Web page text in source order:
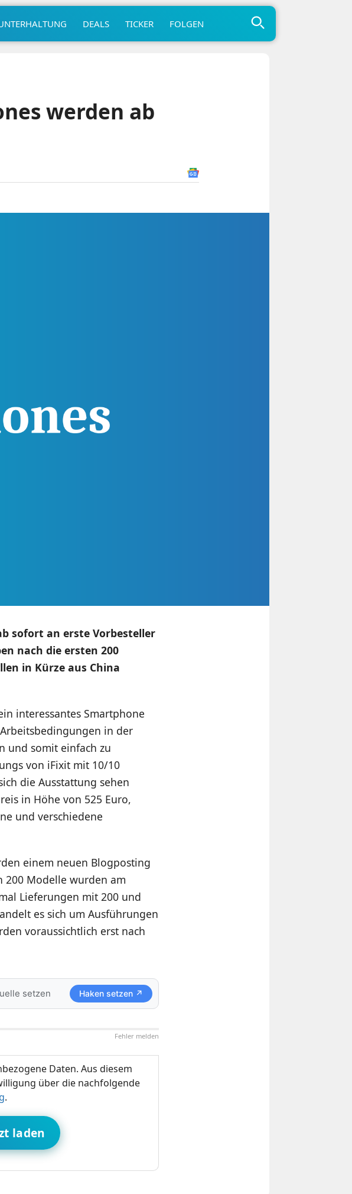
DEALS TICKER FOLGEN
werden ab
sofort an erste Vorbesteller
nach die ersten 200
in Kürze aus China
interessantes Smartphone
in der
und somit einfach zu
von iFixit mit 10/10
die Ausstattung sehen
in Höhe von 525 Euro,
und verschiedene
einem neuen Blogposting
200 Modelle wurden am
Lieferungen mit 200 und
es sich um Ausführungen
voraussichtlich erst nach
setzen Haken setzen ↗
Fehler melden
Daten. Aus diesem
über die nachfolgende
.
laden